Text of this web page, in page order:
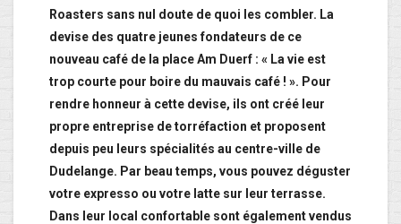
Roasters sans nul doute de quoi les combler. La
devise des quatre jeunes fondateurs de ce
nouveau café de la place Am Duerf : « La vie est
trop courte pour boire du mauvais café ! ». Pour
rendre honneur à cette devise, ils ont créé leur
propre entreprise de torréfaction et proposent
depuis peu leurs spécialités au centre-ville de
Dudelange. Par beau temps, vous pouvez déguster
votre expresso ou votre latte sur leur terrasse.
Dans leur local confortable sont également vendus